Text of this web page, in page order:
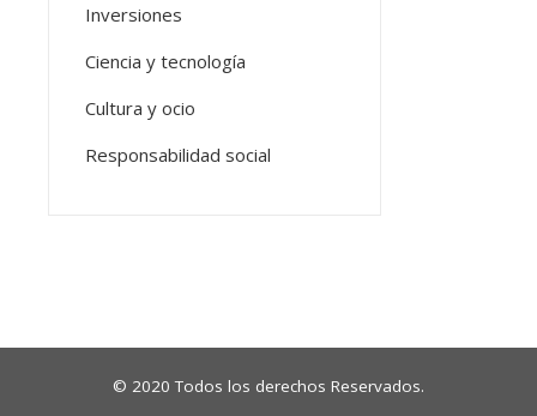
Inversiones
Ciencia y tecnología
Cultura y ocio
Responsabilidad social
© 2020 Todos los derechos Reservados.